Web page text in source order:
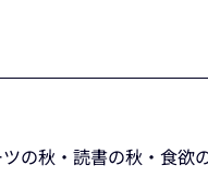
の秋・読書の秋・食